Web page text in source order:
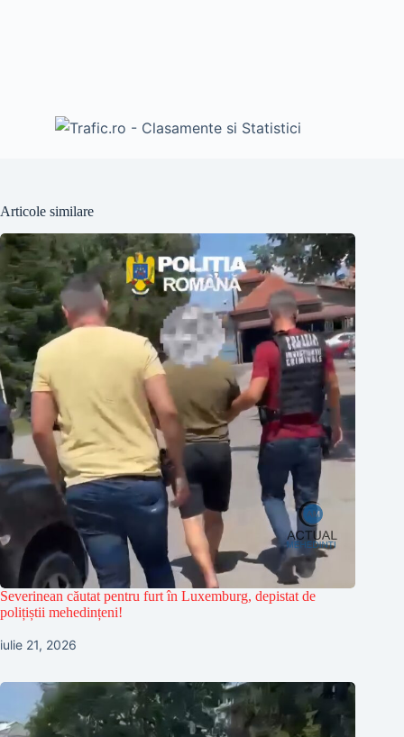
Articole similare
Severinean căutat pentru furt în Luxemburg, depistat de
polițiștii mehedințeni!
iulie 21, 2026